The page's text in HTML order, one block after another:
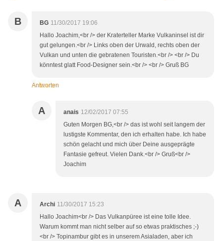
B BG 11/30/2017 19:06
Hallo Joachim,<br /> der Kraterteller Marke Vulkaninsel ist dir
gut gelungen.<br /> Links oben der Urwald, rechts oben der
Vulkan und unten die gebratenen Touristen.<br /> <br /> Du
könntest glatt Food-Designer sein.<br /> <br /> Gruß BG
Antworten
A anais 12/02/2017 07:55
Guten Morgen BG,<br /> das ist wohl seit langem der
lustigste Kommentar, den ich erhalten habe. Ich habe
schön gelacht und mich über Deine ausgeprägte
Fantasie gefreut. Vielen Dank.<br /> Gruß<br />
Joachim
A Archi 11/30/2017 15:23
Hallo Joachim<br /> Das Vulkanpüree ist eine tolle Idee.
Warum kommt man nicht selber auf so etwas praktisches ;-)
<br /> Topinambur gibt es in unserem Asialaden, aber ich